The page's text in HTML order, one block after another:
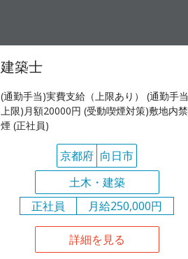
建築士
(通勤手当)実費支給（上限あり） (通勤手当
上限)月額20000円 (受動喫煙対策)敷地内禁
煙 (正社員)
京都府 向日市
土木・建築
正社員
月給250,000円
詳細を見る